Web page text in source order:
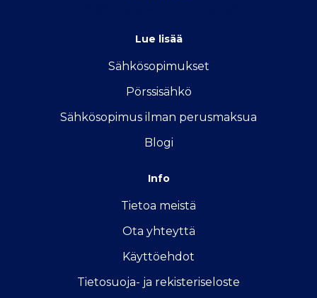
Lue lisää
Sähkösopimukset
Pörssisähkö
Sähkösopimus ilman perusmaksua
Blogi
Info
Tietoa meistä
Ota yhteyttä
Käyttöehdot
Tietosuoja- ja rekisteriseloste